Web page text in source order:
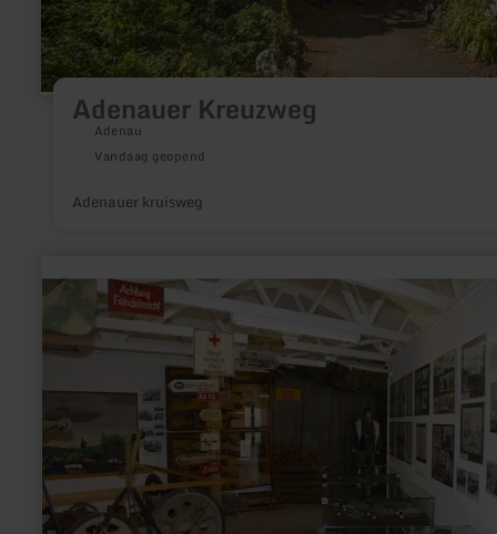
Adenauer Kreuzweg
Adenau
Vandaag geopend
Adenauer kruisweg
informatie
Museum
Hürtgenwald
1944